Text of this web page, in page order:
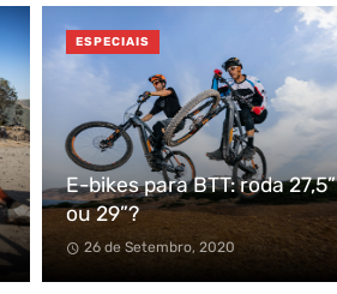
E-bikes para BTT: roda 27,5”
ou 29”?
26 de Setembro, 2020
ESPECIAIS